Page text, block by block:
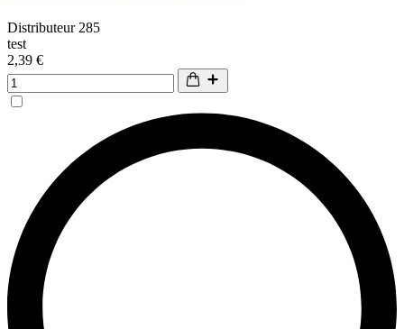
Distributeur 285
test
2,39 €